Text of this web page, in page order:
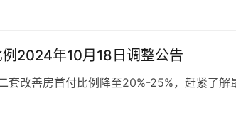
2024年10月18日调整公告
套改善房首付比例降至20%-25%，赶紧了解